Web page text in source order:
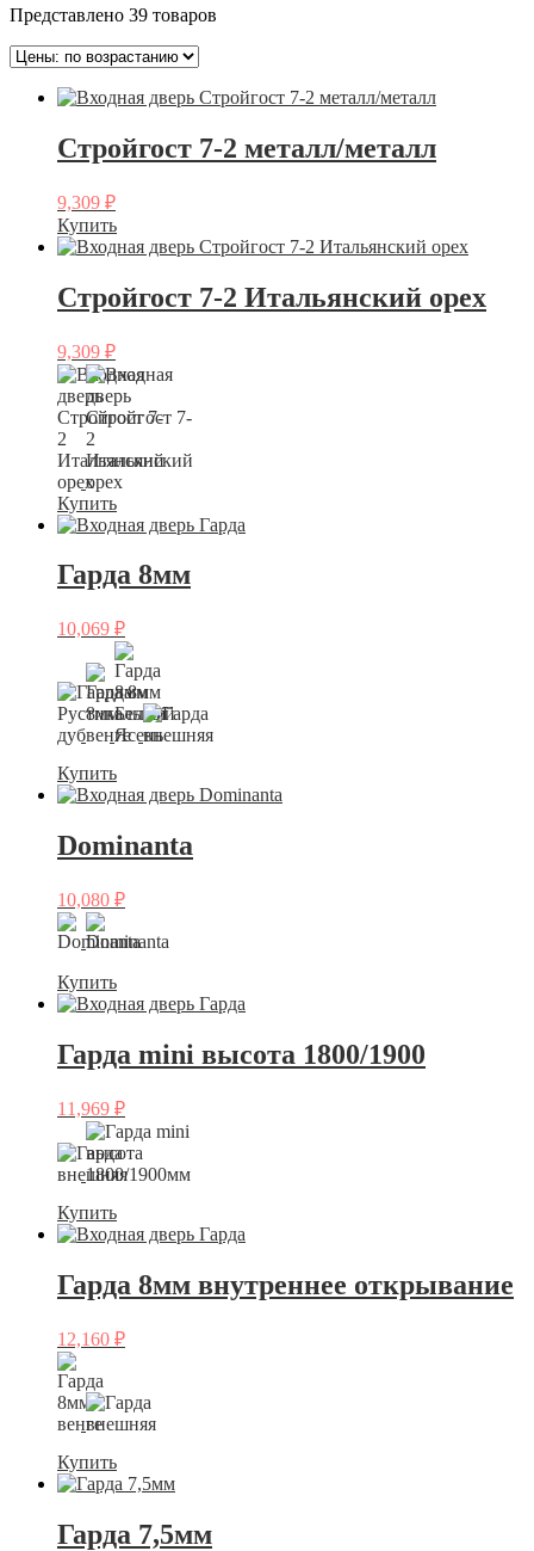
Представлено 39 товаров
Стройгост 7-2 металл/металл
9,309 ₽
Купить
Стройгост 7-2 Итальянский орех
9,309 ₽
Купить
Гарда 8мм
10,069 ₽
Купить
Dominanta
10,080 ₽
Купить
Гарда mini высота 1800/1900
11,969 ₽
Купить
Гарда 8мм внутреннее открывание
12,160 ₽
Купить
Гарда 7,5мм